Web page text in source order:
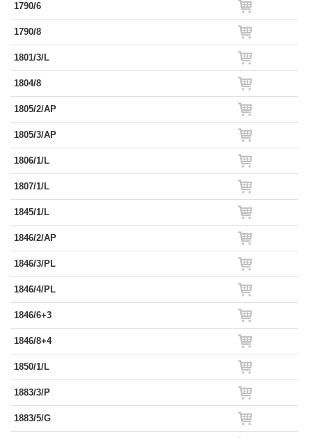
1790/6
1790/8
1801/3/L
1804/8
1805/2/AP
1805/3/AP
1806/1/L
1807/1/L
1845/1/L
1846/2/AP
1846/3/PL
1846/4/PL
1846/6+3
1846/8+4
1850/1/L
1883/3/P
1883/5/G